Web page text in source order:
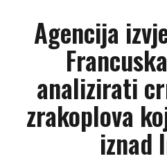
Agencija
analizirati
zrakoplova
iznad